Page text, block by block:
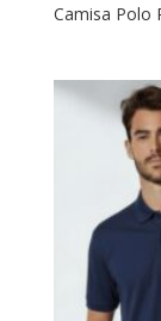
Camisa Polo